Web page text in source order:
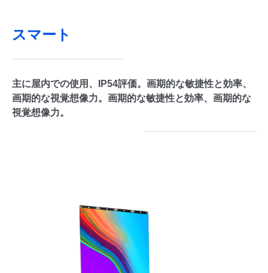
スマート
主に屋内での使用、IP54評価。画期的な敏捷性と効率、
画期的な視覚想像力。画期的な敏捷性と効率、画期的な
視覚想像力。